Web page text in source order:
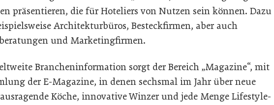
präsentieren, die für Hoteliers von Nutzen sein können. Dazu
Architekturbüros, Besteckfirmen, aber auch
und Marketingfirmen.
Brancheninformation sorgt der Bereich „Magazine“, mit
der E-Magazine, in denen sechsmal im Jahr über neue
Köche, innovative Winzer und jede Menge Lifestyle-